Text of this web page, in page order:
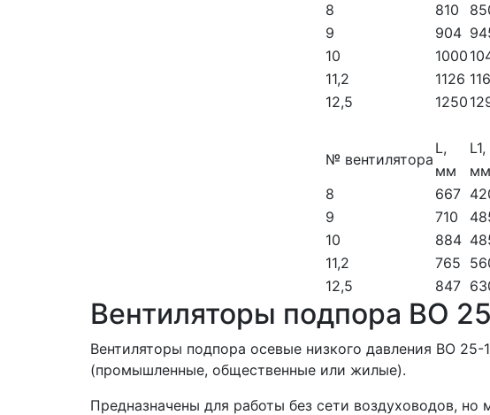
8
810
9
904
10
1000
11,2
1126
12,5
1250
№ вентилятора
L, L1,
мм мм
8
667
9
710
10
884
11,2
765
12,5
847
Вентиляторы подпора ВО
Вентиляторы подпора осевые низкого давления ВО
(промышленные, общественные или жилые).
Предназначены для работы без сети воздуховодов,